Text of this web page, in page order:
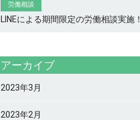
労働相談
LINEによる期間限定の労働相談実施！
アーカイブ
2023年3月
2023年2月